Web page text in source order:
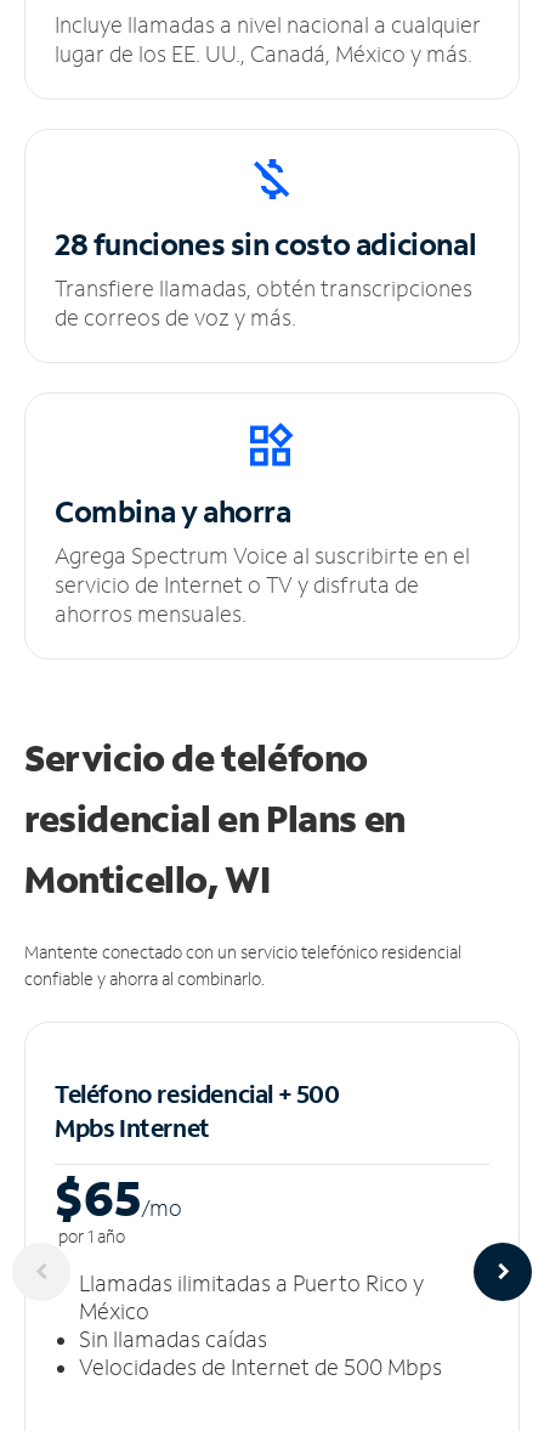
Incluye llamadas a nivel nacional a cualquier
lugar de los EE. UU., Canadá, México y más.
28 funciones sincosto adicional
Transfiere llamadas, obtén transcripciones
de correos de voz y más.
Combina y ahorra
Agrega Spectrum Voice al suscribirte en el
servicio de Internet o TV y disfruta de
ahorros mensuales.
Servicio de teléfono
residencial en Plans en
Monticello, WI
Mantente conectado con un servicio telefónico residencial
confiable y ahorra al combinarlo.
Teléfono residencial + 500
MpbsInternet
$65/mo
por 1 año
Llamadas ilimitadas a Puerto Rico y
México
Sin llamadas caídas
Velocidades de Internet de 500 Mbps